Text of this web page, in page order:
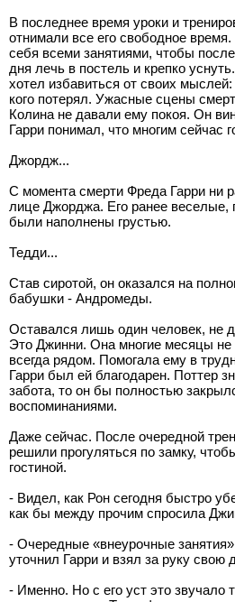
В последнее время уроки и
отнимали все его свободное
себя всеми занятиями, чтобы
дня лечь в постель и крепко
хотел избавиться от своих
кого потерял. Ужасные сцены
Колина не давали ему покоя. Он
Гарри понимал, что многим сейчас
Джордж...
С момента смерти Фреда Гарри ни
лице Джорджа. Его ранее веселые,
были наполнены грустью.
Тедди...
Став сиротой, он оказался на
бабушки - Андромеды.
Оставался лишь один человек, не
Это Джинни. Она многие месяцы не
всегда рядом. Помогала ему в
Гарри был ей благодарен. Поттер
забота, то он бы полностью
воспоминаниями.
Даже сейчас. После очередной
решили прогуляться по замку,
гостиной.
- Видел, как Рон сегодня быстро
как бы между прочим спросила
- Очередные «внеурочные
уточнил Гарри и взял за руку свою
- Именно. Но с его уст это звучало